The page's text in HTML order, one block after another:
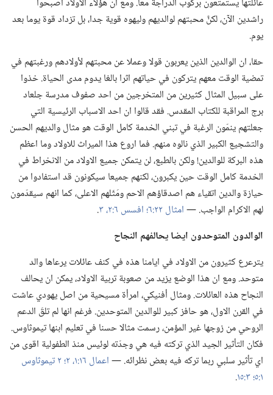
عائلتها يستمتعون بركوب الدراجة معا.‏ ومع ان هؤلاء الاولاد اصبحوا
راشدين الآن،‏ لكنَّ محبتهم لوالديهم وليهوه قوية جدا،‏ بل تزداد قوة يوما بعد
يوم.‏
حقا،‏ ان الوالدين الذين يعربون قولا وعملا عن محبتهم لأولادهم ورغبتهم في
تمضية الوقت معهم يتركون في حياتهم اثرا بالغا يدوم مدى الحياة.‏ خذوا
على سبيل المثال كثيرين من المتخرجين من احد صفوف مدرسة جلعاد
برج المراقبة للكتاب المقدس.‏ فقد قالوا ان احد الاسباب الرئيسية التي
جعلتهم ينمّون الرغبة في تبني الخدمة كامل الوقت هو مثال والديهم الحسن
والتشجيع الكبير الذي نالوه منهم.‏ فما اروع هذا الميراث للاولاد وما اعظم
هذه البركة للوالدين!‏ ولكن بالطبع،‏ لن يتمكن جميع الاولاد من الانخراط في
الخدمة كامل الوقت حين يكبرون،‏ لكنهم جميعا سيكونون قد استفادوا من
حيازة والدين اتقياء هم اصدقاؤهم الاحم ومَثَلهم الاعلى،‏ كما انهم سيقدّمون
لهم الاكرام الواجب.‏ —‏امثال ٢٢:‏٦؛‏ افسس ٦:‏٢،‏ ٣
‏.‏
الوالدون المتوحدون ايضا يحالفهم النجاح
يترعرع كثيرون من الاولاد في ايامنا هذه في كنف عائلات يرعاها والد
متوحد.‏ ومع ان هذا الوضع يزيد من صعوبة تربية الاولاد،‏ يمكن ان يحالف
النجاح هذه العائلات.‏ ومثال أفنيكي،‏ امرأة مسيحية من اصل يهودي عاشت
في القرن الاول،‏ هو حافز كبير للوالدين المتوحدين.‏ فرغم انها لم تلقَ الدعم
الروحي من زوجها غير المؤمن،‏ رسمت مثالا حسنا في تعليم ابنها تيموثاوس.‏
فكان التأثير الجيد الذي تركته فيه هي وجدّته لوئيس منذ الطفولية اقوى من
اي تأثير سلبي ربما تركه فيه بعض نظرائه.‏ —‏اعمال ١٦:‏١،‏ ٢؛‏
٢ تيموثاوس
١:‏٥؛‏
‏.‏